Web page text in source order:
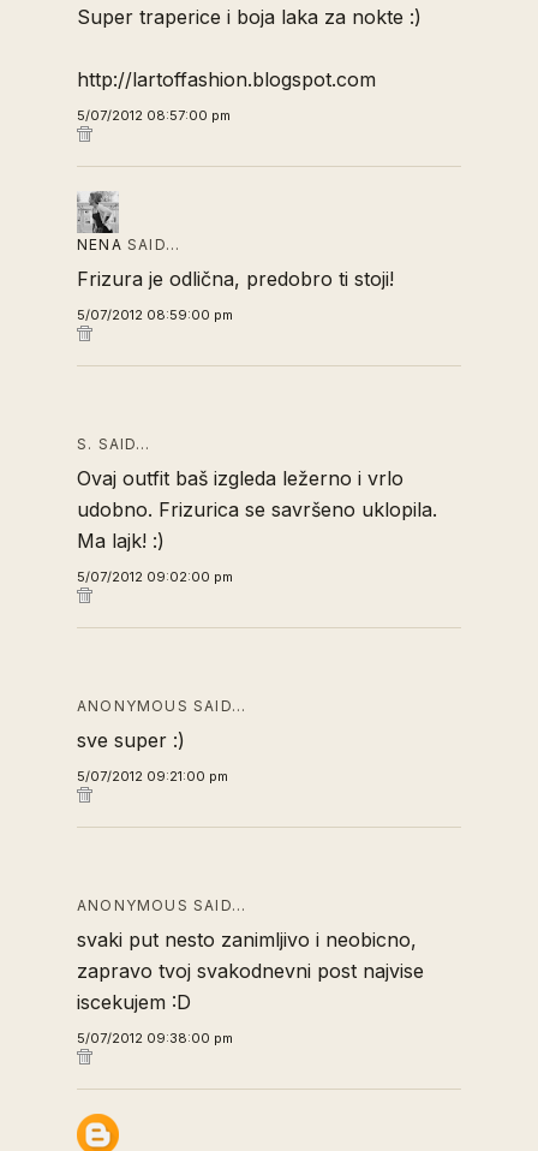
Super traperice i boja laka za nokte :)
http://lartoffashion.blogspot.com
5/07/2012 08:57:00 pm
NENA SAID…
Frizura je odlična, predobro ti stoji!
5/07/2012 08:59:00 pm
S. SAID…
Ovaj outfit baš izgleda ležerno i vrlo
udobno. Frizurica se savršeno uklopila.
Ma lajk! :)
5/07/2012 09:02:00 pm
ANONYMOUS SAID…
sve super :)
5/07/2012 09:21:00 pm
ANONYMOUS SAID…
svaki put nesto zanimljivo i neobicno,
zapravo tvoj svakodnevni post najvise
iscekujem :D
5/07/2012 09:38:00 pm